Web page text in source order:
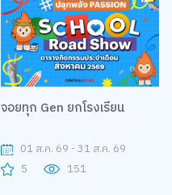
จอยทุก Gen ยกโรงเรียน
01 ส.ค. 69 - 31 ส.ค. 69
5
151